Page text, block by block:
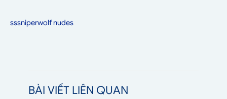
sssniperwolf nudes
BÀI VIẾT LIÊN QUAN